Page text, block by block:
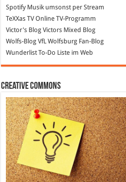
SpotifyMusik umsonst per Stream
TeXXas TVOnline TV-Programm
Victor's Blog Victors Mixed Blog
Wolfs-Blog VfL Wolfsburg Fan-Blog
WunderlistTo-Do Liste im Web
Creative Commons